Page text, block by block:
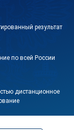
результат
по всей России
дистанционное